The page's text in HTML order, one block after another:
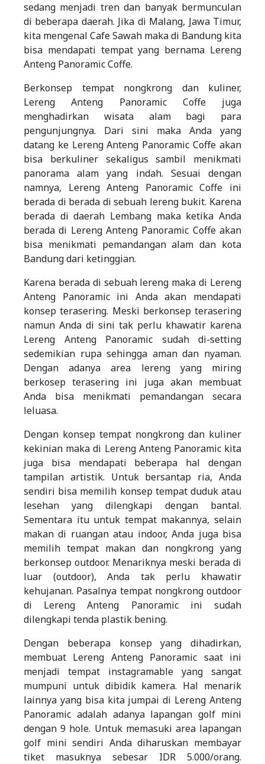
sedang menjadi tren dan banyak bermunculan
di beberapa daerah. Jika di Malang, Jawa Timur,
kita mengenal Cafe Sawah maka di Bandung kita
bisa mendapati tempat yang bernama Lereng
Anteng Panoramic Coffe.
Berkonsep tempat nongkrong dan kuliner,
Lereng Anteng Panoramic Coffe juga
menghadirkan wisata alam bagi para
pengunjungnya. Dari sini maka Anda yang
datang ke Lereng Anteng Panoramic Coffe akan
bisa berkuliner sekaligus sambil menikmati
panorama alam yang indah. Sesuai dengan
namnya, Lereng Anteng Panoramic Coffe ini
berada di berada di sebuah lereng bukit. Karena
berada di daerah Lembang maka ketika Anda
berada di Lereng Anteng Panoramic Coffe akan
bisa menikmati pemandangan alam dan kota
Bandung dari ketinggian.
Karena berada di sebuah lereng maka di Lereng
Anteng Panoramic ini Anda akan mendapati
konsep terasering. Meski berkonsep terasering
namun Anda di sini tak perlu khawatir karena
Lereng Anteng Panoramic sudah di-setting
sedemikian rupa sehingga aman dan nyaman.
Dengan adanya area lereng yang miring
berkosep terasering ini juga akan membuat
Anda bisa menikmati pemandangan secara
leluasa.
Dengan konsep tempat nongkrong dan kuliner
kekinian maka di Lereng Anteng Panoramic kita
juga bisa mendapati beberapa hal dengan
tampilan artistik. Untuk bersantap ria, Anda
sendiri bisa memilih konsep tempat duduk atau
lesehan yang dilengkapi dengan bantal.
Sementara itu untuk tempat makannya, selain
makan di ruangan atau indoor, Anda juga bisa
memilih tempat makan dan nongkrong yang
berkonsep outdoor. Menariknya meski berada di
luar (outdoor), Anda tak perlu khawatir
kehujanan. Pasalnya tempat nongkrong outdoor
di Lereng Anteng Panoramic ini sudah
dilengkapi tenda plastik bening.
Dengan beberapa konsep yang dihadirkan,
membuat Lereng Anteng Panoramic saat ini
menjadi tempat instagramable yang sangat
mumpuni untuk dibidik kamera. Hal menarik
lainnya yang bisa kita jumpai di Lereng Anteng
Panoramic adalah adanya lapangan golf mini
dengan 9 hole. Untuk memasuki area lapangan
golf mini sendiri Anda diharuskan membayar
tiket masuknya sebesar IDR 5.000/orang.